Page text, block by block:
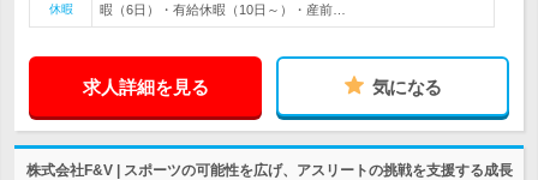
休暇
暇（6日）・有給休暇（10日～）・産前…
求人詳細を見る 気になる
株式会社F&V | スポーツの可能性を広げ、アスリートの挑戦を支援する成長